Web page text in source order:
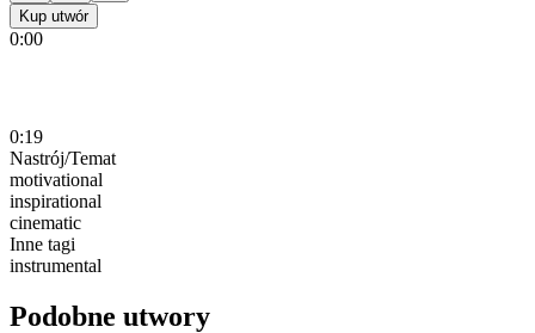
Kup utwór
0:00
0:19
Nastrój/Temat
motivational
inspirational
cinematic
Inne tagi
instrumental
Podobne utwory